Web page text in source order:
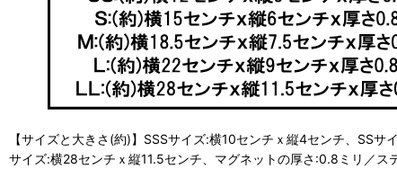
【サイズと大きさ(約)】SSSサイズ:横10センチｘ縦4センチ、SS
サイズ:横28センチｘ縦11.5センチ、マグネットの厚さ:0.8ミリ／ス